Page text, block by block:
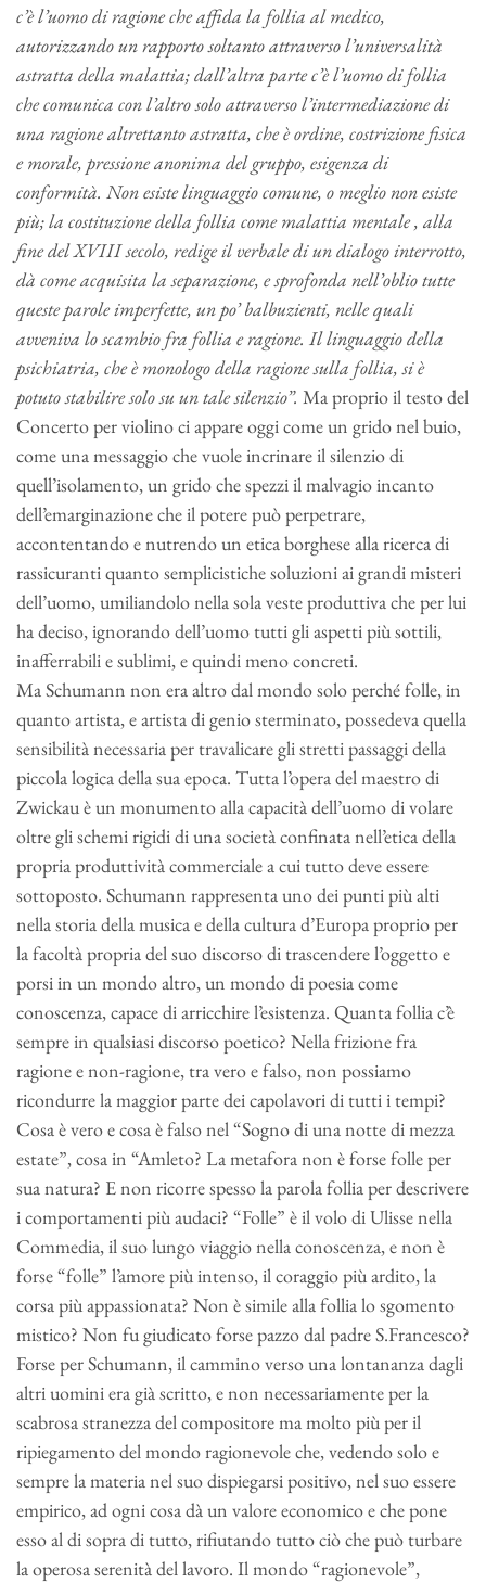
c’è l’uomo di ragione che affida la follia al medico,
autorizzando un rapporto soltanto attraverso l’universalità
astratta della malattia; dall’altra parte c’è l’uomo di follia
che comunica con l’altro solo attraverso l’intermediazione di
una ragione altrettanto astratta, che è ordine, costrizione fisica
e morale, pressione anonima del gruppo, esigenza di
conformità. Non esiste linguaggio comune, o meglio non esiste
più; la costituzione della follia come malattia mentale , alla
fine del XVIII secolo, redige il verbale di un dialogo interrotto,
dà come acquisita la separazione, e sprofonda nell’oblio tutte
queste parole imperfette, un po’ balbuzienti, nelle quali
avveniva lo scambio fra follia e ragione. Il linguaggio della
psichiatria, che è monologo della ragione sulla follia, si è
potuto stabilire solo su un tale silenzio”. Ma proprio il testo del
Concerto per violino ci appare oggi come un grido nel buio,
come una messaggio che vuole incrinare il silenzio di
quell’isolamento, un grido che spezzi il malvagio incanto
dell’emarginazione che il potere può perpetrare,
accontentando e nutrendo un etica borghese alla ricerca di
rassicuranti quanto semplicistiche soluzioni ai grandi misteri
dell’uomo, umiliandolo nella sola veste produttiva che per lui
ha deciso, ignorando dell’uomo tutti gli aspetti più sottili,
inafferrabili e sublimi, e quindi meno concreti.
Ma Schumann non era altro dal mondo solo perché folle, in
quanto artista, e artista di genio sterminato, possedeva quella
sensibilità necessaria per travalicare gli stretti passaggi della
piccola logica della sua epoca. Tutta l’opera del maestro di
Zwickau è un monumento alla capacità dell’uomo di volare
oltre gli schemi rigidi di una società confinata nell’etica della
propria produttività commerciale a cui tutto deve essere
sottoposto. Schumann rappresenta uno dei punti più alti
nella storia della musica e della cultura d’Europa proprio per
la facoltà propria del suo discorso di trascendere l’oggetto e
porsi in un mondo altro, un mondo di poesia come
conoscenza, capace di arricchire l’esistenza. Quanta follia c’è
sempre in qualsiasi discorso poetico? Nella frizione fra
ragione e non-ragione, tra vero e falso, non possiamo
ricondurre la maggior parte dei capolavori di tutti i tempi?
Cosa è vero e cosa è falso nel “Sogno di una notte di mezza
estate”, cosa in “Amleto? La metafora non è forse folle per
sua natura? E non ricorre spesso la parola follia per descrivere
i comportamenti più audaci? “Folle” è il volo di Ulisse nella
Commedia, il suo lungo viaggio nella conoscenza, e non è
forse “folle” l’amore più intenso, il coraggio più ardito, la
corsa più appassionata? Non è simile alla follia lo sgomento
mistico? Non fu giudicato forse pazzo dal padre S.Francesco?
Forse per Schumann, il cammino verso una lontananza dagli
altri uomini era già scritto, e non necessariamente per la
scabrosa stranezza del compositore ma molto più per il
ripiegamento del mondo ragionevole che, vedendo solo e
sempre la materia nel suo dispiegarsi positivo, nel suo essere
empirico, ad ogni cosa dà un valore economico e che pone
esso al di sopra di tutto, rifiutando tutto ciò che può turbare
la operosa serenità del lavoro. Il mondo “ragionevole”,